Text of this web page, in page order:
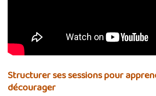
Structurer ses sessions pour
décourager